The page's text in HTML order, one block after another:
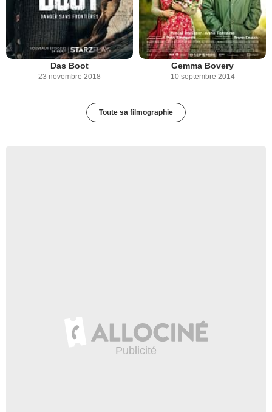
Das Boot
23 novembre 2018
Gemma Bovery
10 septembre 2014
Toute sa filmographie